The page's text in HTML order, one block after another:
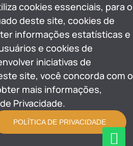
cookies essenciais, para o
deste site, cookies de
informações estatísticas e
e cookies de
iniciativas de
site, você concorda com o
mais informações,
Privacidade.
POLÍTICA DE PRIVACIDADE